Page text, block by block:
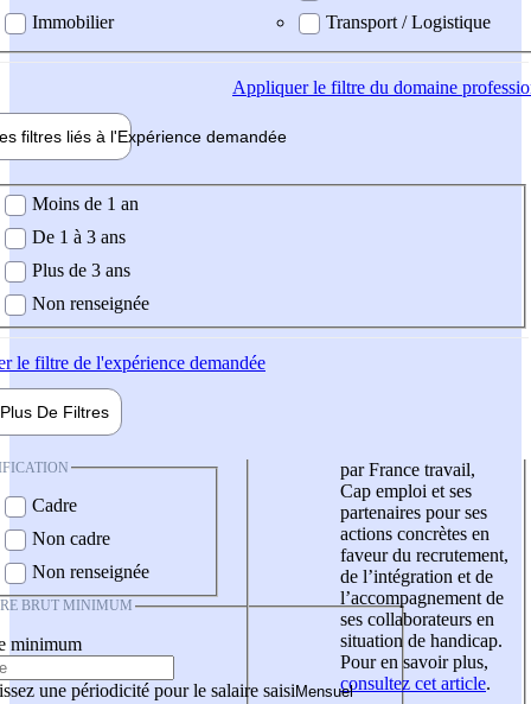
Immobilier
Transport / Logistique
Appliquerle filtre du domaine
filtres liés à l'Expérience demandée
demandée
Moins de 1 an
De 1 à 3 ans
Plus de 3 ans
Non renseignée
le filtre de l'expérience demandée
Plus De Filtres
Cadre
Non cadre
Non renseignée
BRUT MINIMUM
minimum
une périodicité pour le salaire saisi
par France travail,
Cap emploi et ses
partenaires pour ses
actions concrètes en
faveur du recrutement,
de l’intégration et de
l’accompagnement de
ses collaborateurs en
situation de handicap.
Pour en savoir plus,
consultez cet article.